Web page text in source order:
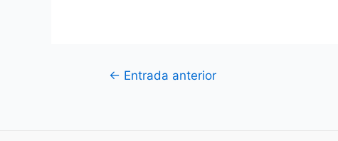
Navegación
← Entrada anterior